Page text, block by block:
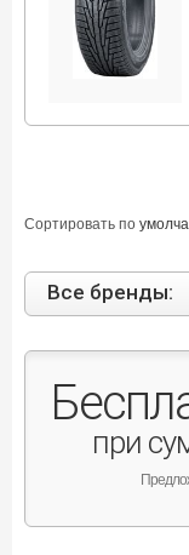
Сортировать по
Все бренды:
при